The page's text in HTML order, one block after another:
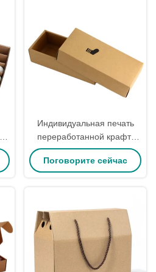
Индивидуальная печать
переработанной крафт-
бумаги коробки для
упаковки носков с
Поговорите сейчас